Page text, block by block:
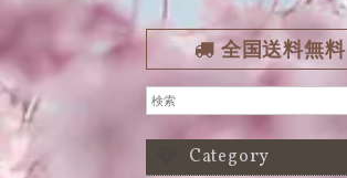
全国送料無料
Category